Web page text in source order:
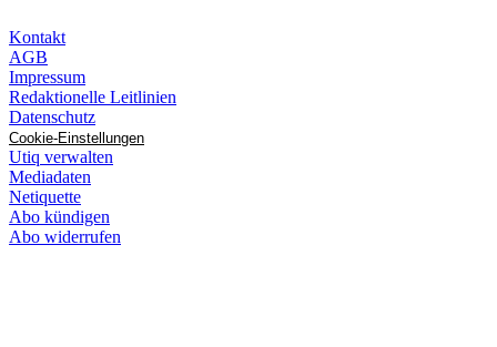
Kontakt
AGB
Impressum
Redaktionelle Leitlinien
Datenschutz
Cookie-Einstellungen
Utiq verwalten
Mediadaten
Netiquette
Abo kündigen
Abo widerrufen